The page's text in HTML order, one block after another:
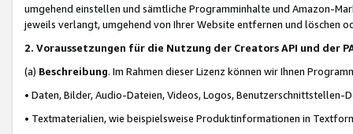
umgehend einstellen und sämtliche Programminhalte und Amazon-
jeweils verlangt, umgehend von Ihrer Website entfernen und löschen
2. Voraussetzungen für die Nutzung der Creators API und der
(a) Beschreibung. Im Rahmen dieser Lizenz können wir Ihnen
• Daten, Bilder, Audio-Dateien, Videos, Logos, Benutzerschnittstellen-
• Textmaterialien, wie beispielsweise Produktinformationen in